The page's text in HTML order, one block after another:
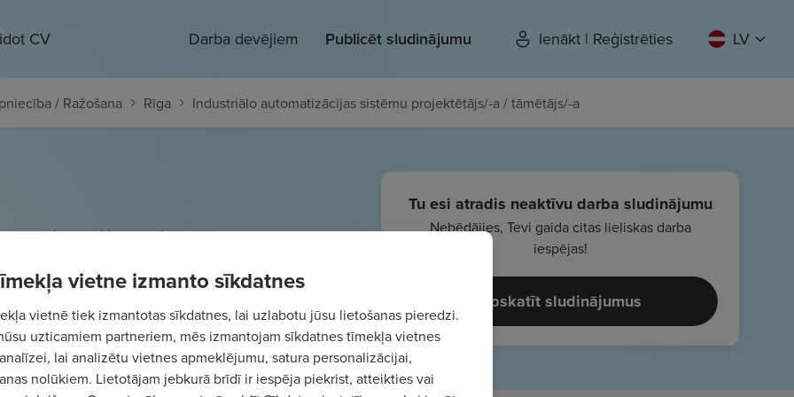
CV Darba devējiem Publicēt sludinājumu Ienākt | Reģistrēties LV
/ Ražošana Rīga Industriālo automatizācijas sistēmu projektētājs/-a / tāmētājs/-a
sistēmu
tāmētājs/-a
€/mēn. Bruto
Tu esi atradis neaktīvu darba sludinājumu
Nebēdājies, Tevi gaida citas lieliskas darba
iespējas!
Apskatīt sludinājumus
vietne izmanto sīkdatnes
vietnē tiek izmantotas sīkdatnes, lai uzlabotu jūsu lietošanas pieredzi.
uzticamiem partneriem, mēs izmantojam sīkdatnes tīmekļa vietnes
lai analizētu vietnes apmeklējumu, satura personalizācijai,
nolūkiem. Lietotājam jebkurā brīdī ir iespēja piekrist, atteikties vai